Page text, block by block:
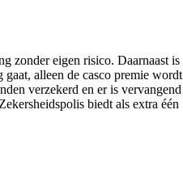
zonder eigen risico. Daarnaast is
alleen de casco premie wordt
verzekerd en er is vervangend
biedt als extra één